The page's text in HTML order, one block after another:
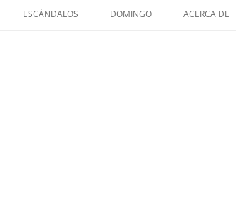
ESCÁNDALOS DOMINGO ACERCA DE